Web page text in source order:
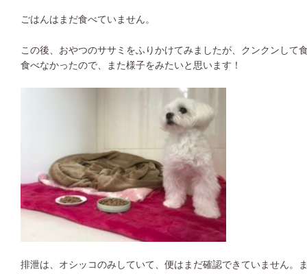
ごはんはまだ食べていません。
この後、おやつのササミをふりかけてみましたが、クンクンして
食べなかったので、また様子をみたいと思います！
排泄は、オシッコのみしていて、便はまだ確認できていません。